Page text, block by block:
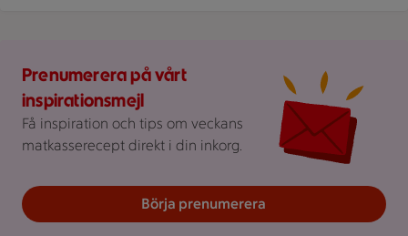
Prenumerera på vårt
inspirationsmejl
Få inspiration och tips om veckans
matkasserecept direkt i din inkorg.
Börja prenumerera